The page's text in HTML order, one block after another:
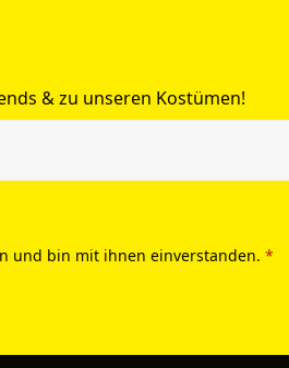
& zu unseren Kostümen!
und bin mit ihnen einverstanden. *